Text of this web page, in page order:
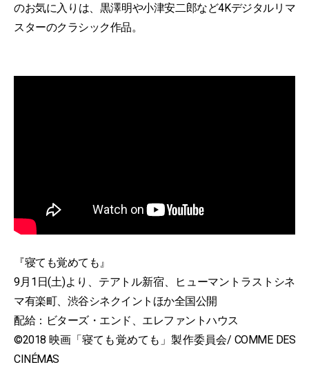
のお気に入りは、黒澤明や小津安二郎など4Kデジタルリマ
スターのクラシック作品。
『寝ても覚めても』
9月1日(土)より、テアトル新宿、ヒューマントラストシネ
マ有楽町、渋谷シネクイントほか全国公開
配給：ビターズ・エンド、エレファントハウス
©2018 映画「寝ても覚めても」製作委員会/ COMME DES
CINÉMAS